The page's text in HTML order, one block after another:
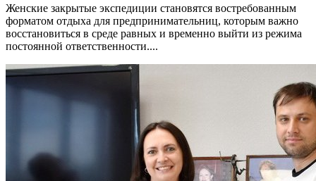
Женские закрытые экспедиции становятся востребованным
форматом отдыха для предпринимательниц, которым важно
восстановиться в среде равных и временно выйти из режима
постоянной ответственности....